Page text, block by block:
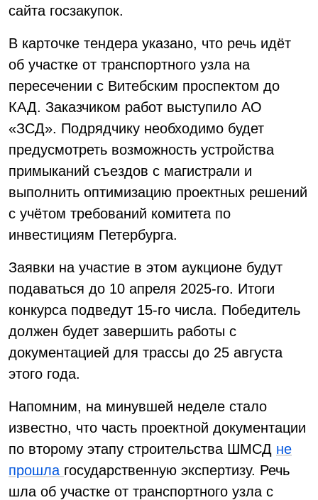
сайта госзакупок.
В карточке тендера указано, что речь идёт
об участке от транспортного узла на
пересечении с Витебским проспектом до
КАД. Заказчиком работ выступило АО
«ЗСД». Подрядчику необходимо будет
предусмотреть возможность устройства
примыканий съездов с магистрали и
выполнить оптимизацию проектных решений
с учётом требований комитета по
инвестициям Петербурга.
Заявки на участие в этом аукционе будут
подаваться до 10 апреля 2025-го. Итоги
конкурса подведут 15-го числа. Победитель
должен будет завершить работы с
документацией для трассы до 25 августа
этого года.
Напомним, на минувшей неделе стало
известно, что часть проектной документации
по второму этапу строительства ШМСД не
прошла государственную экспертизу. Речь
шла об участке от транспортного узла с